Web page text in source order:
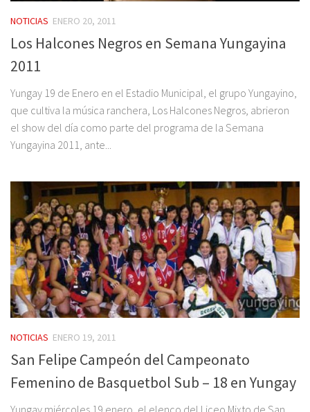
NOTICIAS ENERO 20, 2011
Los Halcones Negros en Semana Yungayina
2011
Yungay 19 de Enero en el Estadio Municipal, el grupo Yungayino,
que cultiva la música ranchera, Los Halcones Negros, abrieron
el show del día como parte del programa de la Semana
Yungayina 2011, ante...
NOTICIAS ENERO 19, 2011
San Felipe Campeón del Campeonato
Femenino de Basquetbol Sub – 18 en Yungay